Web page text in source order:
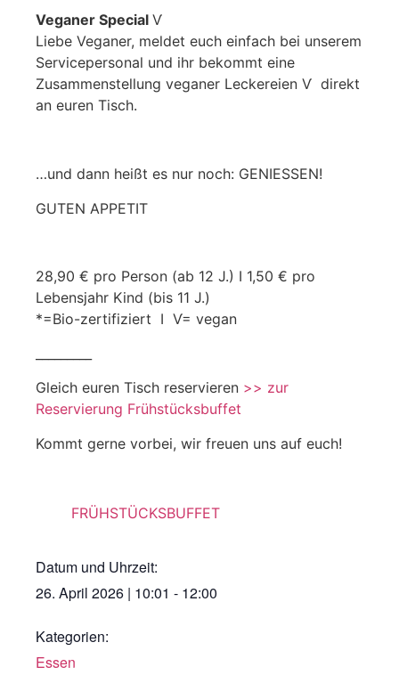
Veganer Special Ѵ
Liebe Veganer, meldet euch einfach bei unserem
Servicepersonal und ihr bekommt eine
Zusammenstellung veganer Leckereien Ѵ direkt
an euren Tisch.
…und dann heißt es nur noch: GENIESSEN!
GUTEN APPETIT
28,90 € pro Person (ab 12 J.) I 1,50 € pro
Lebensjahr Kind (bis 11 J.)
*=Bio-zertifiziert I Ѵ= vegan
Gleich euren Tisch reservieren >> zur
Reservierung Frühstücksbuffet
Kommt gerne vorbei, wir freuen uns auf euch!
FRÜHSTÜCKSBUFFET
Datum und Uhrzeit:
26. April 2026 | 10:01 - 12:00
Kategorien:
Essen